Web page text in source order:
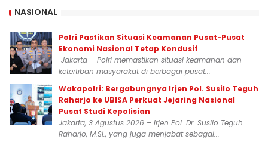
NASIONAL
Polri Pastikan Situasi Keamanan Pusat-Pusat
Ekonomi Nasional Tetap Kondusif
Jakarta – Polri memastikan situasi keamanan dan
ketertiban masyarakat di berbagai pusat...
Wakapolri: Bergabungnya Irjen Pol. Susilo Teguh
Raharjo ke UBISA Perkuat Jejaring Nasional
Pusat Studi Kepolisian
Jakarta, 3 Agustus 2026 – Irjen Pol. Dr. Susilo Teguh
Raharjo, M.Si., yang juga menjabat sebagai...